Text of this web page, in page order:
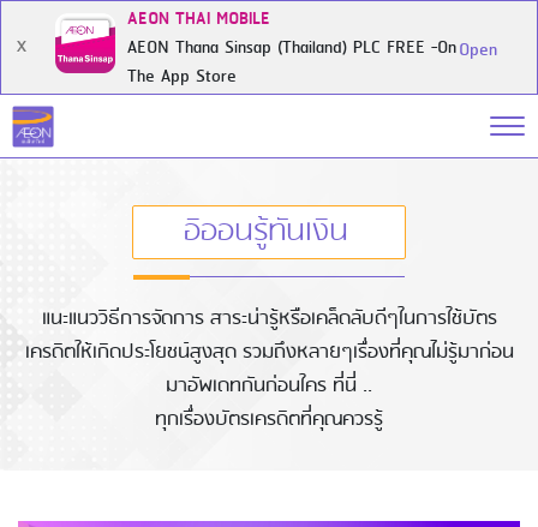
X
AEON THAI MOBILE
AEON Thana Sinsap (Thailand) PLC FREE -On
The App Store
Open
อิออนรู้ทันเงิน
แนะแนววิธีการจัดการ สาระน่ารู้หรือเคล็ดลับดีๆในการใช้บัตร
เครดิตให้เกิดประโยชน์สูงสุด รวมถึงหลายๆเรื่องที่คุณไม่รู้มาก่อน
มาอัพเดทกันก่อนใคร ที่นี่ ..
ทุกเรื่องบัตรเครดิตที่คุณควรรู้